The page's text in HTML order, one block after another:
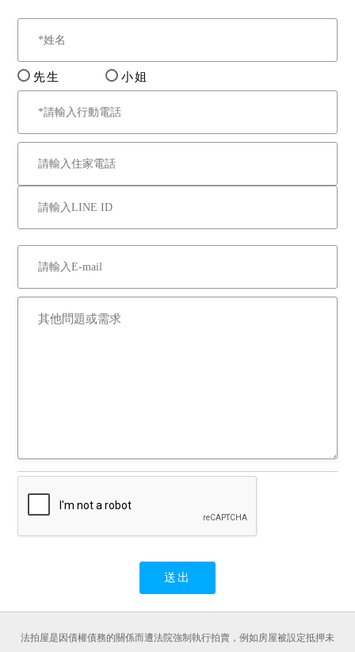
先生 小姐
法拍屋是因債權債務的關係而遭法院強制執行拍賣，例如房屋被設定抵押未